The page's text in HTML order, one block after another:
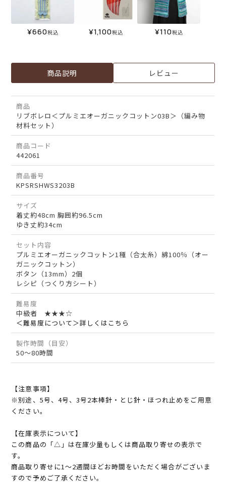
¥660税込 ¥1,100税込 ¥110税込
商品説明 レビュー
商品
リブボレロ＜プルミエオーガニックコットン03B＞（編み物
材料セット）
商品コード
442061
商品番号
KPSRSHWS3203B
サイズ
着丈約48cm 胸囲約96.5cm
ゆき丈約34cm
セット内容
プルミエオーガニックコットン1種（合太糸）綿100％（オー
ガニックコットン）
ボタン（13mm）2個
レシピ（つくり方シート）
難易度
中級者 ★★★☆
＜難易度について＞詳しくはこちら
製作時間（目安）
50～80時間
【注意事項】
※別途、5号、4号、3号2本棒針・とじ針・ほつれ止めをご用意
ください。
【在庫表示について】
この商品の「△」は在庫少量もしくは商品取り寄せの表示で
す。
商品取り寄せに1～2週間ほどお時間をいただく場合がございま
すので予めご了承ください。